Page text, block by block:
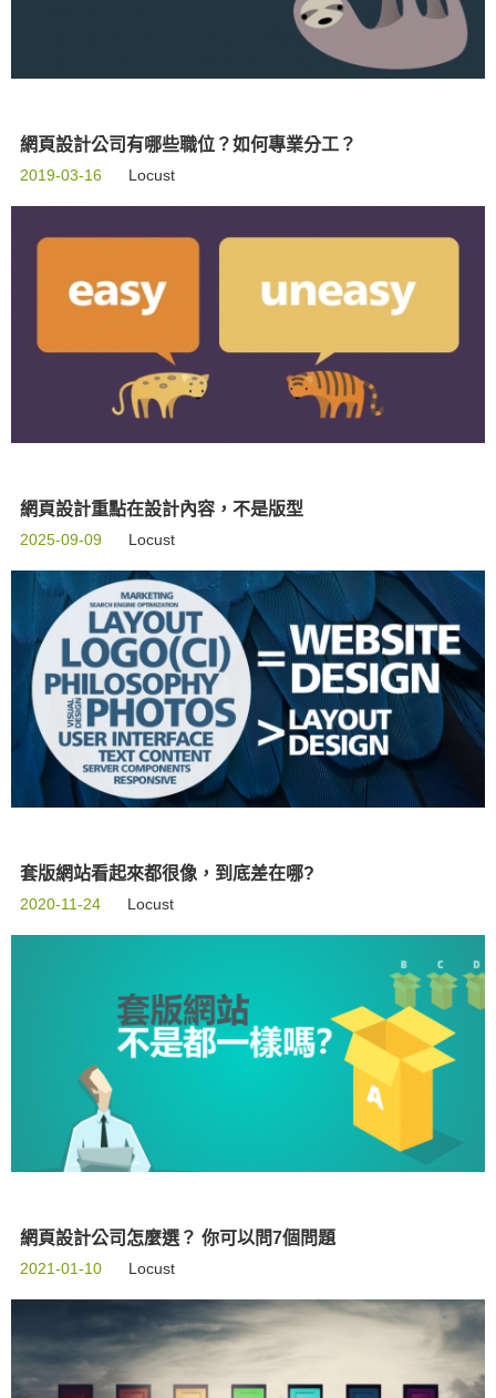
網頁設計公司有哪些職位？如何專業分工？
2019-03-16 Locust
網頁設計重點在設計內容，不是版型
2025-09-09 Locust
套版網站看起來都很像，到底差在哪?
2020-11-24 Locust
網頁設計公司怎麼選？ 你可以問7個問題
2021-01-10 Locust